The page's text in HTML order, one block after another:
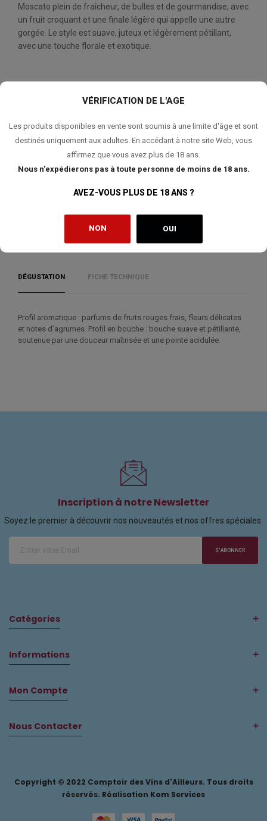
VÉRIFICATION DE L'AGE
Les produits disponibles en vente sont soumis à une limite d'âge et sont
destinés uniquement aux adultes. En accédant à notre site Web, vous
affirmez que vous avez plus de 18 ans.
Nous n'expédierons pas à toute personne de moins de 18 ans.
AVEZ-VOUS PLUS DE 18 ANS ?
NON OUI
Moscato plein de fraîcheur, de bulles et de gourmandise, avec
un fruit croquant et une finale légère qui appelle une autre
gorgée. Le style est suave, juteux et légèrement pétillant,
avec une touche florale et exotique.
AJOUTER AU PANIER
AJOUTER À MA LISTE DE SOUHAITS
DÉGUSTATION FICHE TECHNIQUE
Profil aromatique : parfums de fruits rouges frais, fleurs délicates
et notes d’agrumes. Profil en bouche : bouche suave et pétillante,
soutenue par une douceur maîtrisée et une pointe acidulée.
Inscription à notre Newsletter
Soyez le premier à découvrir nos nouveautés et nos offres spéciales.
S'ABONNER
Catégories
Informations
Mon Compte
Nous Contacter
Copyright © 2022 Comptoir des Vins d'Ailleurs. Tous droits
réservés. Réalisation Kom Services